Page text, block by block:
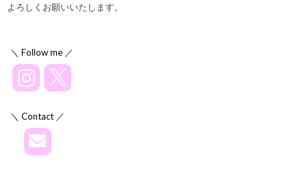
よろしくお願いいたします。
＼ Follow me ／
＼ Contact ／